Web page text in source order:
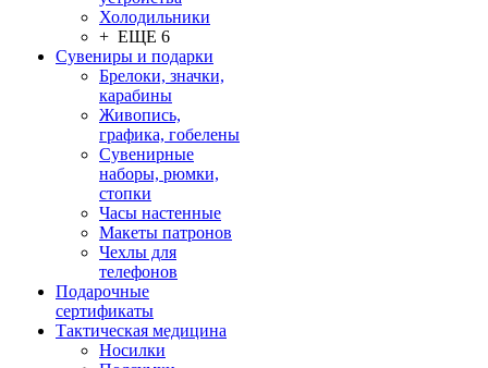
Холодильники
+ ЕЩЕ 6
Сувениры и подарки
Брелоки, значки,
карабины
Живопись,
графика, гобелены
Сувенирные
наборы, рюмки,
стопки
Часы настенные
Макеты патронов
Чехлы для
телефонов
Подарочные
сертификаты
Тактическая медицина
Носилки